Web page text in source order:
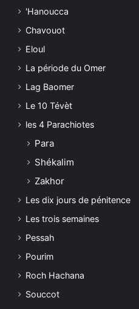
'Hanoucca
Chavouot
Eloul
La période du Omer
Lag Baomer
Le 10 Tévèt
les 4 Parachiotes
Para
Shékalim
Zakhor
Les dix jours de pénitence
Les trois semaines
Pessah
Pourim
Roch Hachana
Souccot